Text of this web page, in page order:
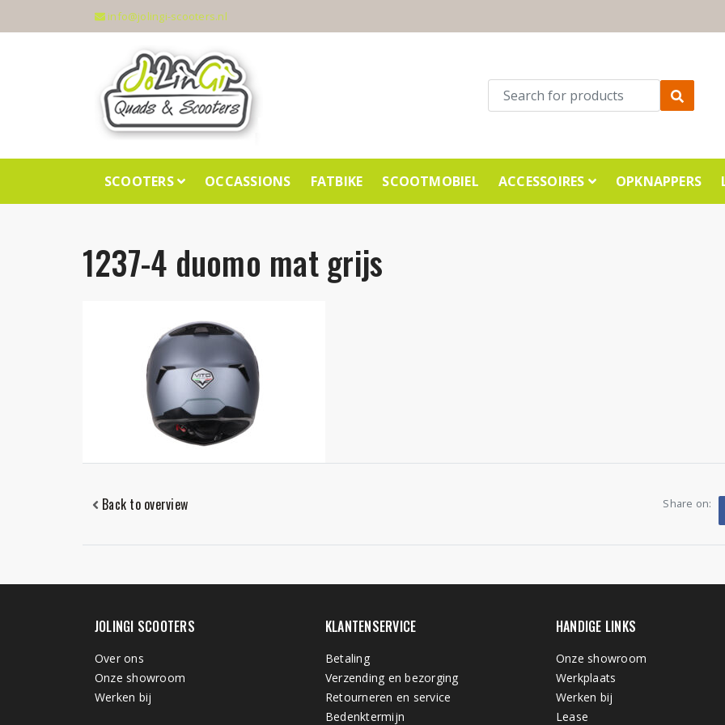
info@jolingi-scooters.nl
SCOOTERS OCCASSIONS FATBIKE SCOOTMOBIEL ACCESSOIRES OPKNAPPERS
1237-4 duomo mat grijs
Back to overview Share on:
JOLINGI SCOOTERS
Over ons
Onze showroom
Werken bij
KLANTENSERVICE
Betaling
Verzending en bezorging
Retourneren en service
Bedenktermijn
HANDIGE LINKS
Onze showroom
Werkplaats
Werken bij
Lease